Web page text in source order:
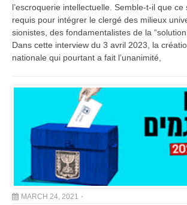
l’escroquerie intellectuelle. Semble-t-il que
requis pour intégrer le clergé des milieux
sionistes, des fondamentalistes de la “solution
Dans cette interview du 3 avril 2023, la
nationale qui pourtant a fait l’unanimité,
MARCH 24, 2021